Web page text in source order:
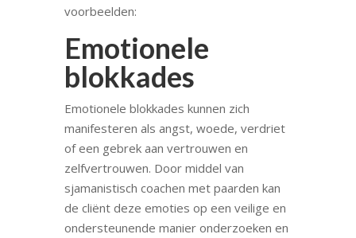
voorbeelden:
Emotionele
blokkades
Emotionele blokkades kunnen zich
manifesteren als angst, woede, verdriet
of een gebrek aan vertrouwen en
zelfvertrouwen. Door middel van
sjamanistisch coachen met paarden kan
de cliënt deze emoties op een veilige en
ondersteunende manier onderzoeken en